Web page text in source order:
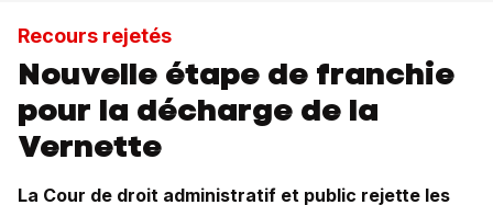
Recours rejetés
Nouvelle étape de franchie
pour la décharge de la
Vernette
La Cour de droit administratif et public rejette les